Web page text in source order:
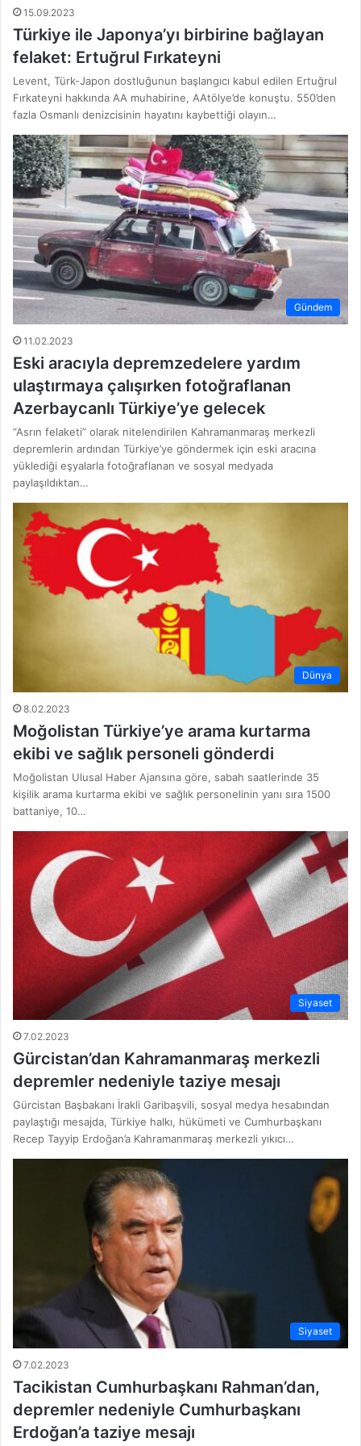
15.09.2023
Türkiye ile Japonya’yı birbirine bağlayan
felaket: Ertuğrul Fırkateyni
Levent, Türk-Japon dostluğunun başlangıcı kabul edilen Ertuğrul
Fırkateyni hakkında AA muhabirine, AAtölye’de konuştu. 550’den
fazla Osmanlı denizcisinin hayatını kaybettiği olayın…
Gündem
11.02.2023
Eski aracıyla depremzedelere yardım
ulaştırmaya çalışırken fotoğraflanan
Azerbaycanlı Türkiye’ye gelecek
“Asrın felaketi” olarak nitelendirilen Kahramanmaraş merkezli
depremlerin ardından Türkiye’ye göndermek için eski aracına
yüklediği eşyalarla fotoğraflanan ve sosyal medyada
paylaşıldıktan…
Dünya
8.02.2023
Moğolistan Türkiye’ye arama kurtarma
ekibi ve sağlık personeli gönderdi
Moğolistan Ulusal Haber Ajansına göre, sabah saatlerinde 35
kişilik arama kurtarma ekibi ve sağlık personelinin yanı sıra 1500
battaniye, 10…
Siyaset
7.02.2023
Gürcistan’dan Kahramanmaraş merkezli
depremler nedeniyle taziye mesajı
Gürcistan Başbakanı İrakli Garibaşvili, sosyal medya hesabından
paylaştığı mesajda, Türkiye halkı, hükümeti ve Cumhurbaşkanı
Recep Tayyip Erdoğan’a Kahramanmaraş merkezli yıkıcı…
Siyaset
7.02.2023
Tacikistan Cumhurbaşkanı Rahman’dan,
depremler nedeniyle Cumhurbaşkanı
Erdoğan’a taziye mesajı